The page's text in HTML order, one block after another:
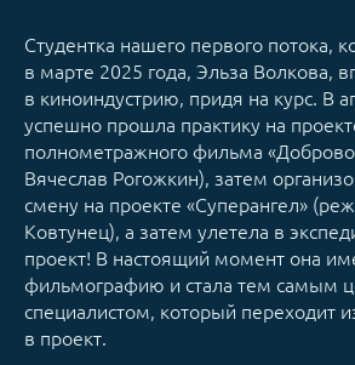
Студентка нашего первого потока,
в марте 2025 года, Эльза Волкова,
в киноиндустрию, придя на курс. В
успешно прошла практику на
полнометражного фильма
Вячеслав Рогожкин), затем
смену на проекте «Суперангел»
Ковтунец), а затем улетела в
проект! В настоящий момент она
фильмографию и стала тем самым
специалистом, который переходит
в проект.